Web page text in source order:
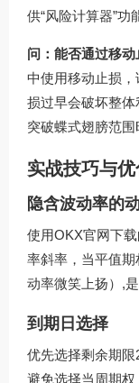
供“风险计算器”功
问：能否通过移动
中使用移动止损
损过早会破坏整
突破蝶式翅膀范围
实战技巧与
隐含波动率的
使用OKX官网下
率斜率，当平值
动率微笑上扬）,
到期日选择
优先选择剩余期限
避免选择当周期